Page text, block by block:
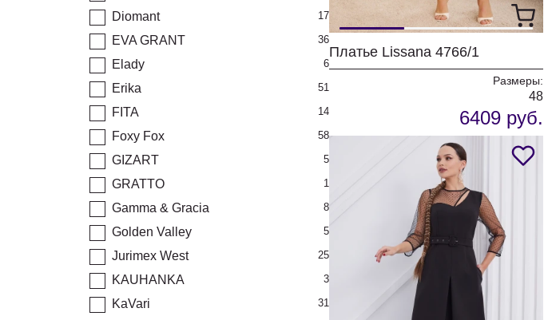
Diomant 17
EVA GRANT 36
Elady 6
Erika 51
FITA 14
Foxy Fox 58
GIZART 5
GRATTO 1
Gamma & Gracia 8
Golden Valley 5
Jurimex West 25
KAUHANKA 3
KaVari 31
Платье Lissana 4766/1
Размеры:
48
6409 руб.